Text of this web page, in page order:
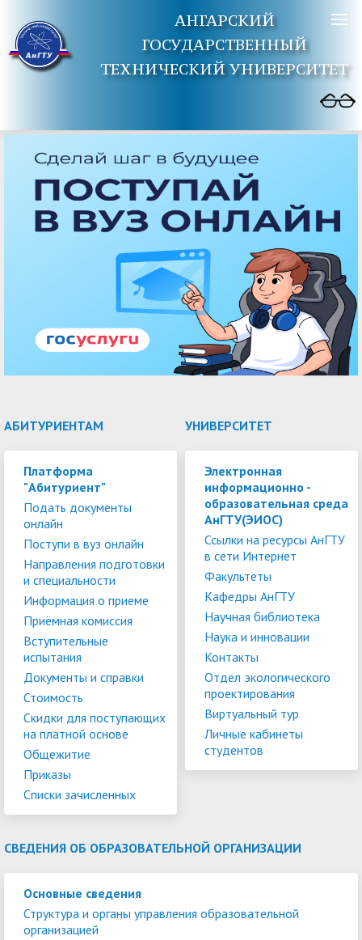
АНГАРСКИЙ
ГОСУДАРСТВЕННЫЙ
ТЕХНИЧЕСКИЙ УНИВЕРСИТЕТ
АБИТУРИЕНТАМ
Платформа
"Абитуриент"
Подать документы
онлайн
Поступи в вуз онлайн
Направления подготовки
и специальности
Информация о приеме
Приёмная комиссия
Вступительные
испытания
Документы и справки
Стоимость
Скидки для поступающих
на платной основе
Общежитие
Приказы
Списки зачисленных
УНИВЕРСИТЕТ
Электронная
информационно -
образовательная среда
АнГТУ(ЭИОС)
Ссылки на ресурсы АнГТУ
в сети Интернет
Факультеты
Кафедры АнГТУ
Научная библиотека
Наука и инновации
Контакты
Отдел экологического
проектирования
Виртуальный тур
Личные кабинеты
студентов
СВЕДЕНИЯ ОБ ОБРАЗОВАТЕЛЬНОЙ ОРГАНИЗАЦИИ
Основные сведения
Структура и органы управления образовательной
организацией